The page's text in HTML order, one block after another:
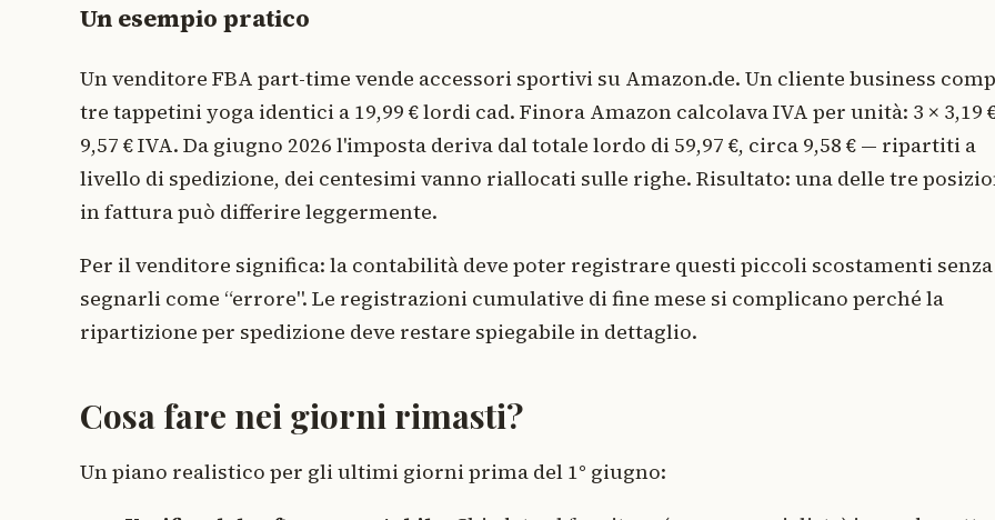
Un esempio pratico
Un venditore FBA part-time vende accessori sportivi su Amazon.de. Un cliente business
tre tappetini yoga identici a 19,99 € lordi cad. Finora Amazon calcolava IVA per unità: 3 × 3,19
9,57 € IVA. Da giugno 2026 l'imposta deriva dal totale lordo di 59,97 €, circa 9,58 € — ripartiti a
livello di spedizione, dei centesimi vanno riallocati sulle righe. Risultato: una delle tre
in fattura può differire leggermente.
Per il venditore significa: la contabilità deve poter registrare questi piccoli scostamenti senza
segnarli come “errore". Le registrazioni cumulative di fine mese si complicano perché la
ripartizione per spedizione deve restare spiegabile in dettaglio.
Cosa fare nei giorni rimasti?
Un piano realistico per gli ultimi giorni prima del 1° giugno: